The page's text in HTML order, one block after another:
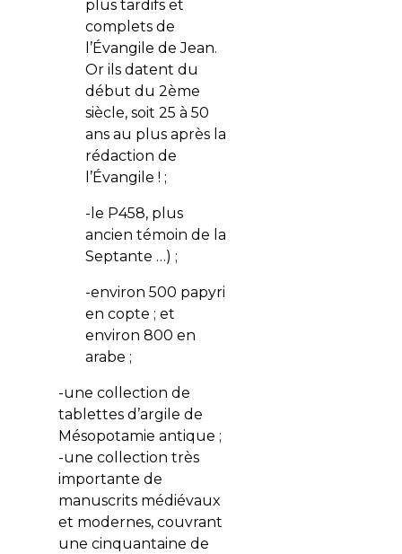
plus tardifs et
complets de
l’Évangile de Jean.
Or ils datent du
début du 2ème
siècle, soit 25 à 50
ans au plus après la
rédaction de
l’Évangile ! ;
-le P458, plus
ancien témoin de la
Septante …) ;
-environ 500 papyri
en copte ; et
environ 800 en
arabe ;
-une collection de
tablettes d’argile de
Mésopotamie antique ;
-une collection très
importante de
manuscrits médiévaux
et modernes, couvrant
une cinquantaine de